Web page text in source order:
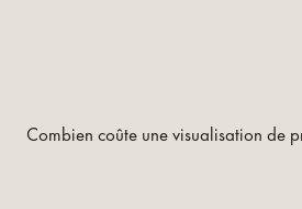
Combien coûte une visualisation de